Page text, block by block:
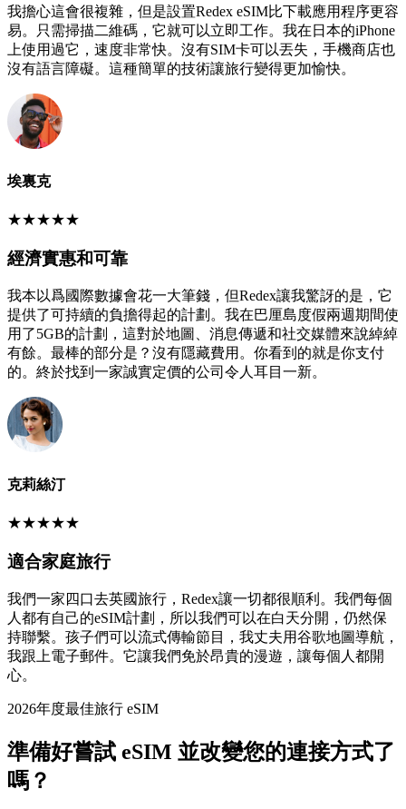
我擔心這會很複雜，但是設置Redex eSIM比下載應用程序更容
易。只需掃描二維碼，它就可以立即工作。我在日本的iPhone
上使用過它，速度非常快。沒有SIM卡可以丟失，手機商店也
沒有語言障礙。這種簡單的技術讓旅行變得更加愉快。
埃裏克
★★★★★
經濟實惠和可靠
我本以爲國際數據會花一大筆錢，但Redex讓我驚訝的是，它
提供了可持續的負擔得起的計劃。我在巴厘島度假兩週期間使
用了5GB的計劃，這對於地圖、消息傳遞和社交媒體來說綽綽
有餘。最棒的部分是？沒有隱藏費用。你看到的就是你支付
的。終於找到一家誠實定價的公司令人耳目一新。
克莉絲汀
★★★★★
適合家庭旅行
我們一家四口去英國旅行，Redex讓一切都很順利。我們每個
人都有自己的eSIM計劃，所以我們可以在白天分開，仍然保
持聯繫。孩子們可以流式傳輸節目，我丈夫用谷歌地圖導航，
我跟上電子郵件。它讓我們免於昂貴的漫遊，讓每個人都開
心。
2026年度最佳旅行 eSIM
準備好嘗試 eSIM 並改變您的連接方式了
嗎？